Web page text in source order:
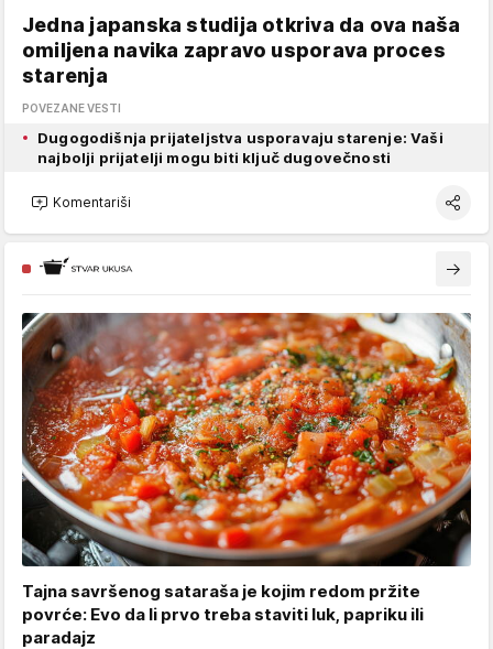
Jedna japanska studija otkriva da ova naša
omiljena navika zapravo usporava proces
starenja
POVEZANE VESTI
Dugogodišnja prijateljstva usporavaju starenje: Vaši
najbolji prijatelji mogu biti ključ dugovečnosti
Komentariši
Tajna savršenog sataraša je kojim redom pržite
povrće: Evo da li prvo treba staviti luk, papriku ili
paradajz